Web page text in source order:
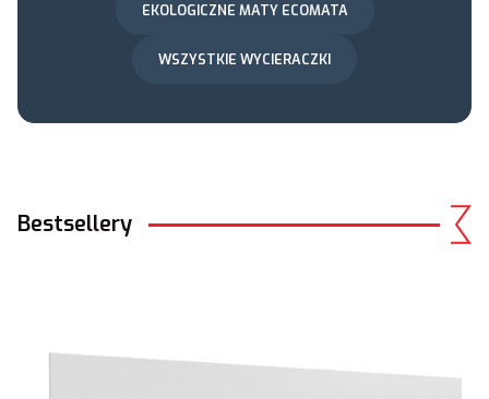
EKOLOGICZNE MATY ECOMATA
WSZYSTKIE WYCIERACZKI
Bestsellery